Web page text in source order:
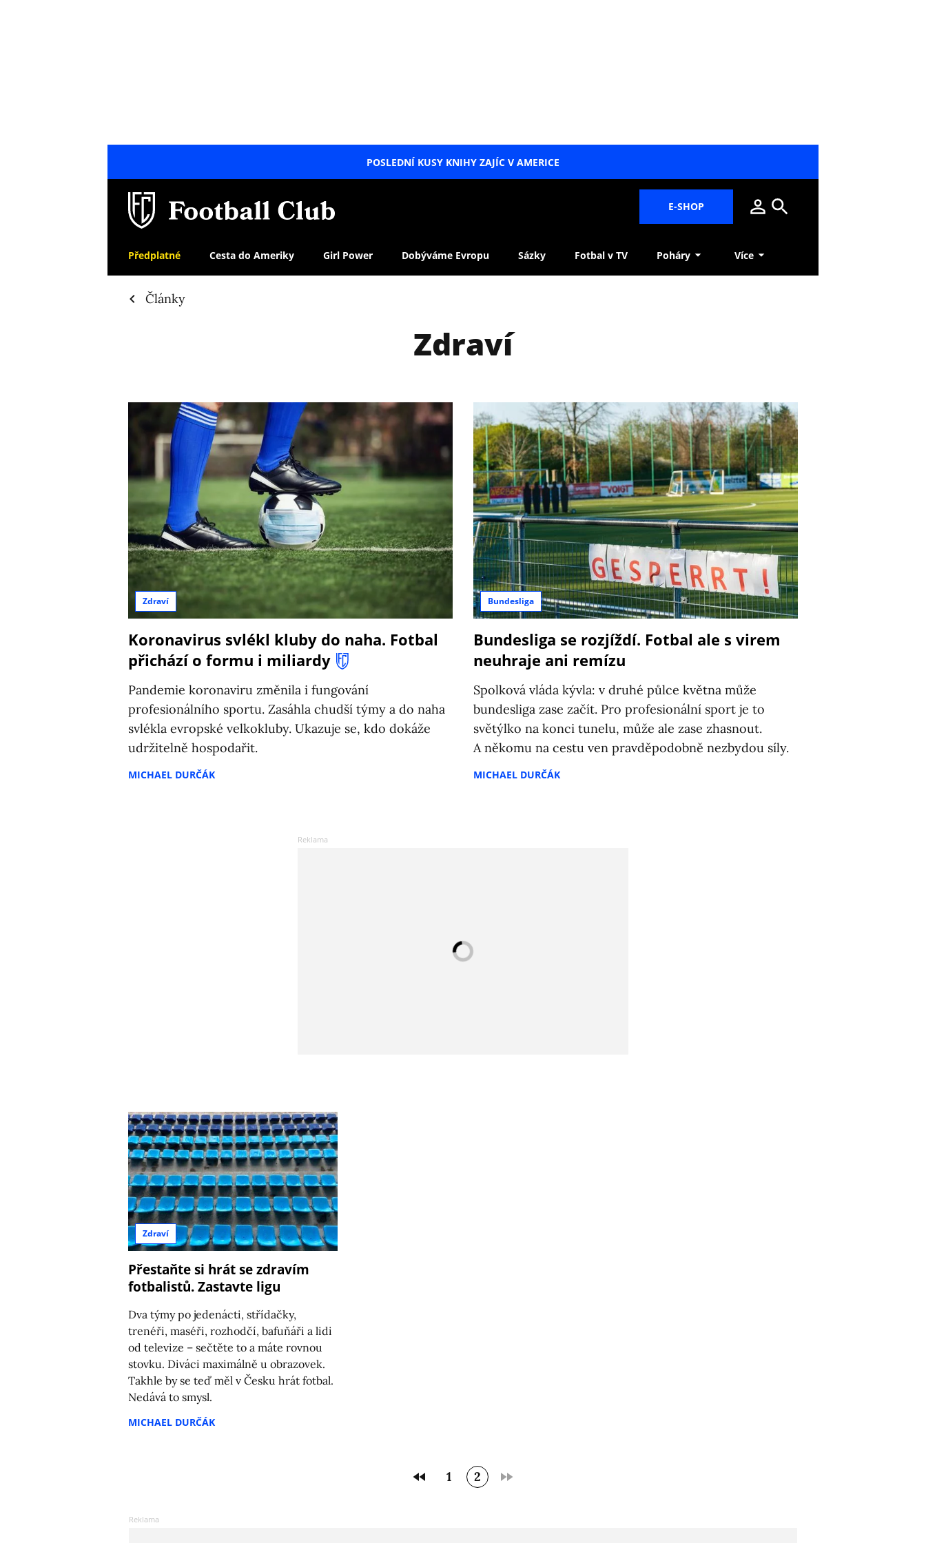
POSLEDNÍ KUSY KNIHY ZAJÍC V AMERICE
E-SHOP
Předplatné Cesta do Ameriky Girl Power Dobýváme Evropu Sázky Fotbal v TV Poháry Více
Články
Zdraví
Zdraví
Koronavirus svlékl kluby do naha. Fotbal
přichází o formu i miliardy
Pandemie koronaviru změnila i fungování
profesionálního sportu. Zasáhla chudší týmy a do naha
svlékla evropské velkokluby. Ukazuje se, kdo dokáže
udržitelně hospodařit.
MICHAEL DURČÁK
Bundesliga
Bundesliga se rozjíždí. Fotbal ale s virem
neuhraje ani remízu
Spolková vláda kývla: v druhé půlce května může
bundesliga zase začít. Pro profesionální sport je to
světýlko na konci tunelu, může ale zase zhasnout.
A někomu na cestu ven pravděpodobně nezbydou síly.
MICHAEL DURČÁK
Zdraví
Přestaňte si hrát se zdravím
fotbalistů. Zastavte ligu
Dva týmy po jedenácti, střídačky,
trenéři, maséři, rozhodčí, bafuňáři a lidi
od televize – sečtěte to a máte rovnou
stovku. Diváci maximálně u obrazovek.
Takhle by se teď měl v Česku hrát fotbal.
Nedává to smysl.
MICHAEL DURČÁK
1 2